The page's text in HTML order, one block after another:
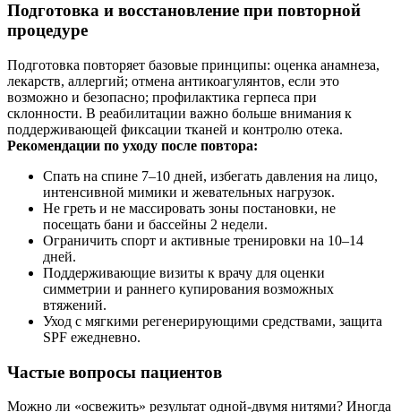
Подготовка и восстановление при повторной
процедуре
Подготовка повторяет базовые принципы: оценка анамнеза,
лекарств, аллергий; отмена антикоагулянтов, если это
возможно и безопасно; профилактика герпеса при
склонности. В реабилитации важно больше внимания к
поддерживающей фиксации тканей и контролю отека.
Рекомендации по уходу после повтора:
Спать на спине 7–10 дней, избегать давления на лицо,
интенсивной мимики и жевательных нагрузок.
Не греть и не массировать зоны постановки, не
посещать бани и бассейны 2 недели.
Ограничить спорт и активные тренировки на 10–14
дней.
Поддерживающие визиты к врачу для оценки
симметрии и раннего купирования возможных
втяжений.
Уход с мягкими регенерирующими средствами, защита
SPF ежедневно.
Частые вопросы пациентов
Можно ли «освежить» результат одной-двумя нитями? Иногда